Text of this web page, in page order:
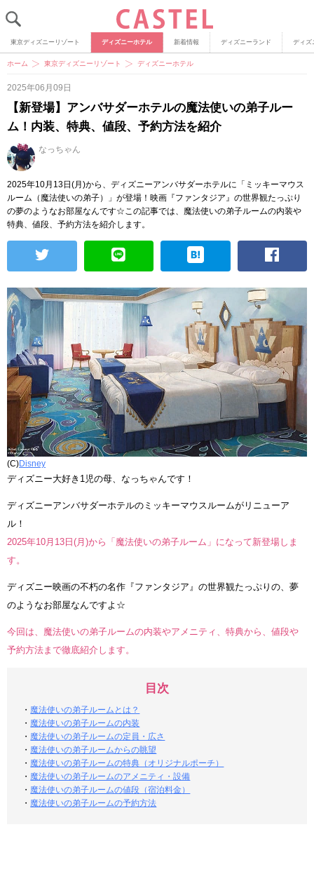
東京ディズニーリゾート ディズニーホテル 新着情報 ディズニーランド ディズ
ホーム 東京ディズニーリゾート ディズニーホテル
2025年06月09日
【新登場】アンバサダーホテルの魔法使いの弟子ルー
ム！内装、特典、値段、予約方法を紹介
なっちゃん
2025年10月13日(月)から、ディズニーアンバサダーホテルに「ミッキーマウス
ルーム（魔法使いの弟子）」が登場！映画『ファンタジア』の世界観たっぷり
の夢のようなお部屋なんです☆この記事では、魔法使いの弟子ルームの内装や
特典、値段、予約方法を紹介します。
(C)Disney
ディズニー大好き1児の母、なっちゃんです！
ディズニーアンバサダーホテルのミッキーマウスルームがリニューア
ル！
2025年10月13日(月)から「魔法使いの弟子ルーム」になって新登場しま
す。
ディズニー映画の不朽の名作『ファンタジア』の世界観たっぷりの、夢
のようなお部屋なんですよ☆
今回は、魔法使いの弟子ルームの内装やアメニティ、特典から、値段や
予約方法まで徹底紹介します。
目次
・ 魔法使いの弟子ルームとは？
・ 魔法使いの弟子ルームの内装
・ 魔法使いの弟子ルームの定員・広さ
・ 魔法使いの弟子ルームからの眺望
・ 魔法使いの弟子ルームの特典（オリジナルポーチ）
・ 魔法使いの弟子ルームのアメニティ・設備
・ 魔法使いの弟子ルームの値段（宿泊料金）
・ 魔法使いの弟子ルームの予約方法